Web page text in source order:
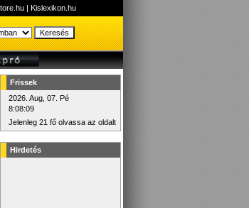
| Kislexikon.hu
Frissek
2026. Aug, 07. Pé
8:08:09
Jelenleg 21 fő olvassa az oldalt
Hirdetés